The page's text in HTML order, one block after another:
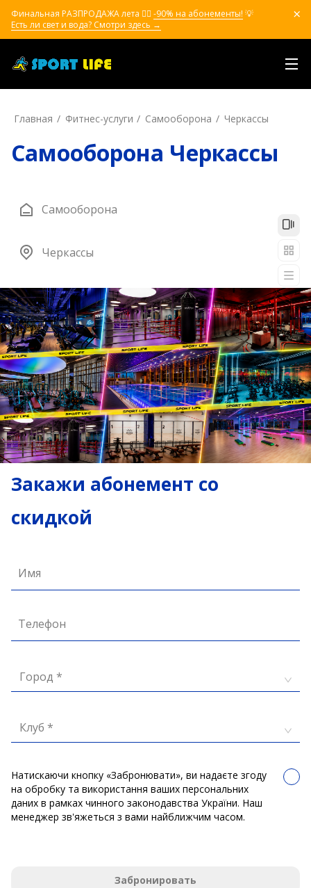
Финальная РАЗПРОДАЖА лета ❤️‍🔥 -90% на абонементы! 💡
Есть ли свет и вода? Смотри здесь →
Главная Фитнес-услуги Самооборона Черкассы
Самооборона Черкассы
Самооборона
Черкассы
Закажи абонемент со
скидкой
Имя
Телефон
Город *
Клуб *
Натискаючи кнопку «Забронювати», ви надаєте згоду
на обробку та використання ваших персональних
даних в рамках чинного законодавства України. Наш
менеджер зв'яжеться з вами найближчим часом.
Забронировать